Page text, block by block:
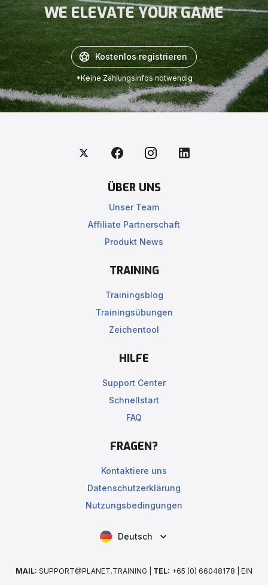
WE ELEVATE YOUR GAME
Kostenlos registrieren
*Keine Zahlungsinfos notwendig
ÜBER UNS
Unser Team
Affiliate Partnerschaft
Produkt News
TRAINING
Trainingsblog
Trainingsübungen
Zeichentool
HILFE
Support Center
Schnellstart
FAQ
FRAGEN?
Kontaktiere uns
Datenschutzerklärung
Nutzungsbedingungen
Deutsch
MAIL: SUPPORT@PLANET.TRAINING | TEL: +65 (0) 66048178 | EIN